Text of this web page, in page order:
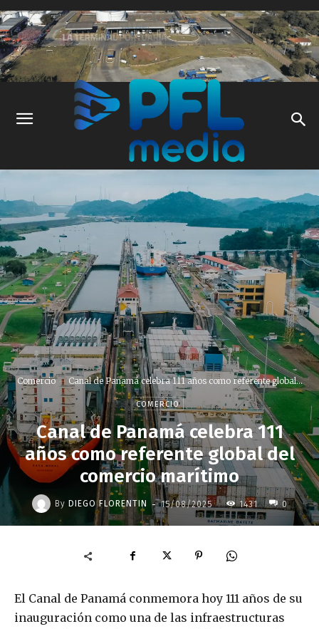
Comercio Canal de Panamá celebra 111 años como referente global...
COMERCIO
Canal de Panamá celebra 111
años como referente global del
comercio marítimo
By DIEGO FLORENTIN - 15/08/2025 1431 0
El Canal de Panamá conmemora hoy 111 años de su
inauguración como una de las infraestructuras